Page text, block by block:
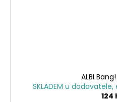
ALBI
SKLADEM u
124